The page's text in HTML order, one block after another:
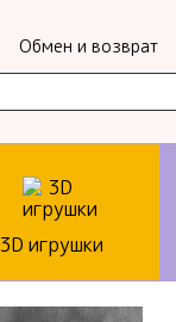
Обмен и возврат
3D игрушки